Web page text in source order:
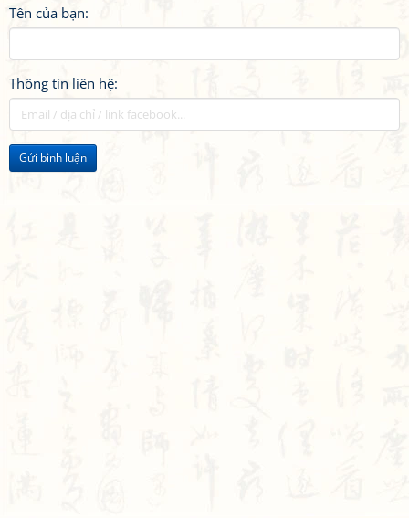
Tên của bạn:
Thông tin liên hệ:
Gửi bình luận